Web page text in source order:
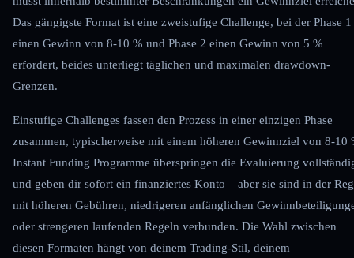
Das gängigste Format ist eine zweistufige Challenge, bei der Phase 1
einen Gewinn von 8-10 % und Phase 2 einen Gewinn von 5 %
erfordert, beides unterliegt täglichen und maximalen drawdown-
Grenzen.
Einstufige Challenges fassen den Prozess in einer einzigen Phase
zusammen, typischerweise mit einem höheren Gewinnziel von 8-10
Instant Funding Programme überspringen die Evaluierung
und geben dir sofort ein finanziertes Konto – aber sie sind in der
mit höheren Gebühren, niedrigeren anfänglichen
oder strengeren laufenden Regeln verbunden. Die Wahl zwischen
diesen Formaten hängt von deinem Trading-Stil, deinem